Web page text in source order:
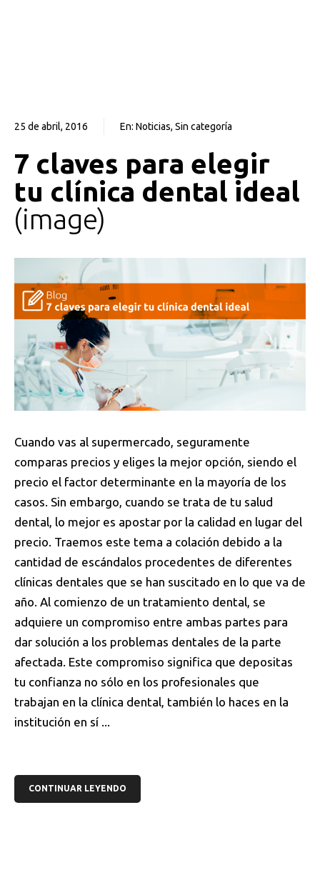
25 de abril, 2016 En: Noticias, Sin categoría
7 claves para elegir
tu clínica dental ideal
image
Cuando vas al supermercado, seguramente
comparas precios y eliges la mejor opción, siendo el
precio el factor determinante en la mayoría de los
casos. Sin embargo, cuando se trata de tu salud
dental, lo mejor es apostar por la calidad en lugar del
precio. Traemos este tema a colación debido a la
cantidad de escándalos procedentes de diferentes
clínicas dentales que se han suscitado en lo que va de
año. Al comienzo de un tratamiento dental, se
adquiere un compromiso entre ambas partes para
dar solución a los problemas dentales de la parte
afectada. Este compromiso significa que depositas
tu confianza no sólo en los profesionales que
trabajan en la clínica dental, también lo haces en la
institución en sí ...
CONTINUAR LEYENDO